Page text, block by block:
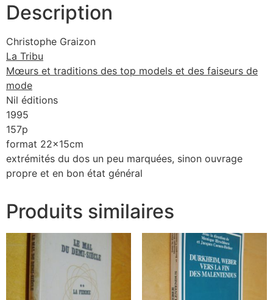
Description
Christophe Graizon
La Tribu
Mœurs et traditions des top models et des faiseurs de
mode
Nil éditions
1995
157p
format 22x15cm
extrémités du dos un peu marquées, sinon ouvrage
propre et en bon état général
Produits similaires